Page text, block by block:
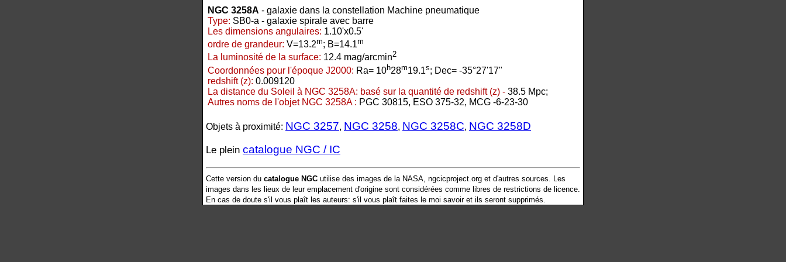
NGC 3258A - galaxie dans la constellation Machine pneumatique
Type: SB0-a - galaxie spirale avec barre
Les dimensions angulaires: 1.10'x0.5'
ordre de grandeur: V=13.2m; B=14.1m
La luminosité de la surface: 12.4 mag/arcmin2
Coordonnées pour l'époque J2000: Ra= 10h28m19.1s; Dec= -35°27'17"
redshift (z): 0.009120
La distance du Soleil à NGC 3258A: basé sur la quantité de redshift (z) - 38.5 Mpc;
Autres noms de l'objet NGC 3258A : PGC 30815, ESO 375-32, MCG -6-23-30
Objets à proximité: NGC 3257, NGC 3258, NGC 3258C, NGC 3258D
Le plein catalogue NGC / IC
Cette version du catalogue NGC utilise des images de la NASA, ngcicproject.org et d'autres sources. Les
images dans les lieux de leur emplacement d'origine sont considérées comme libres de restrictions de licence.
En cas de doute s'il vous plaît les auteurs: s'il vous plaît faites le moi savoir et ils seront supprimés.